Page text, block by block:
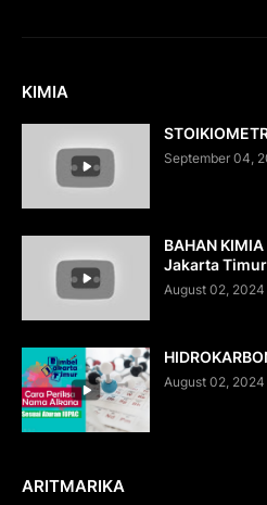
KIMIA
September 04,
BAHAN
Jakarta Timur
August 02, 2024
August 02, 2024
ARITMARIKA